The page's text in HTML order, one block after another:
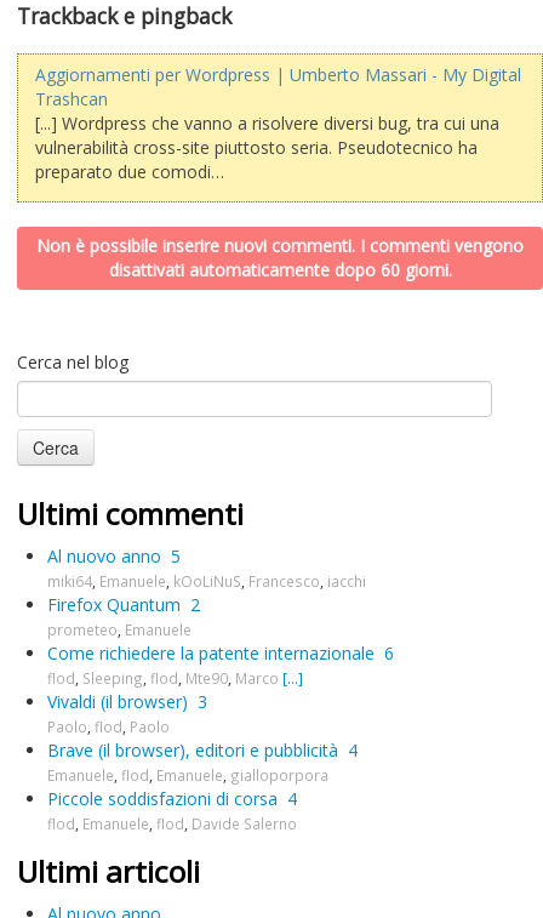
Trackback e pingback
Aggiornamenti per Wordpress | Umberto Massari - My Digital
Trashcan
[...] Wordpress che vanno a risolvere diversi bug, tra cui una
vulnerabilità cross-site piuttosto seria. Pseudotecnico ha
preparato due comodi…
Non è possibile inserire nuovi commenti. I commenti vengono
disattivati automaticamente dopo 60 giorni.
Cerca nel blog
Ultimi commenti
Al nuovo anno 5
miki64 Emanuele kOoLiNuS Francesco iacchi
Firefox Quantum 2
prometeo Emanuele
Come richiedere la patente internazionale 6
flod Sleeping flod Mte90 Marco [...]
Vivaldi (il browser) 3
Paolo flod Paolo
Brave (il browser), editori e pubblicità 4
Emanuele flod Emanuele gialloporpora
Piccole soddisfazioni di corsa 4
flod Emanuele flod Davide Salerno
Ultimi articoli